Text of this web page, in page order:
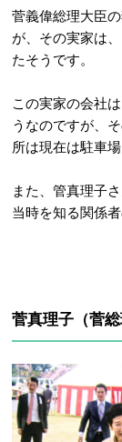
菅義偉総理大臣
が、その実家は
たそうです。
この実家の会社
うなのですが、
所は現在は駐車
また、管真理子
当時を知る関係
菅真理子（菅